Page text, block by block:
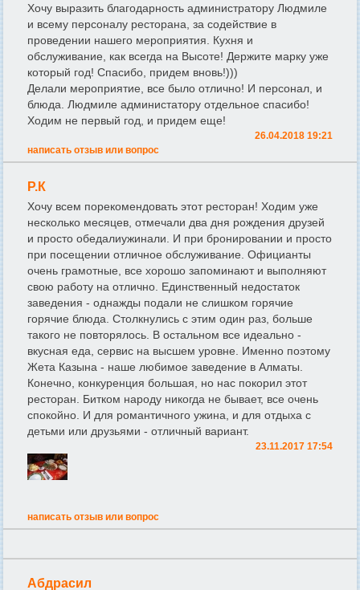
Хочу выразить благодарность администратору Людмиле
и всему персоналу ресторана, за содействие в
проведении нашего мероприятия. Кухня и
обслуживание, как всегда на Высоте! Держите марку уже
который год! Спасибо, придем вновь!)))
Делали мероприятие, все было отлично! И персонал, и
блюда. Людмиле администатору отдельное спасибо!
Ходим не первый год, и придем еще!
26.04.2018 19:21
написать отзыв или вопрос
Р.К
Хочу всем порекомендовать этот ресторан! Ходим уже
несколько месяцев, отмечали два дня рождения друзей
и просто обедалиужинали. И при бронировании и просто
при посещении отличное обслуживание. Официанты
очень грамотные, все хорошо запоминают и выполняют
свою работу на отлично. Единственный недостаток
заведения - однажды подали не слишком горячие
горячие блюда. Столкнулись с этим один раз, больше
такого не повторялось. В остальном все идеально -
вкусная еда, сервис на высшем уровне. Именно поэтому
Жета Казына - наше любимое заведение в Алматы.
Конечно, конкуренция большая, но нас покорил этот
ресторан. Битком народу никогда не бывает, все очень
спокойно. И для романтичного ужина, и для отдыха с
детьми или друзьями - отличный вариант.
23.11.2017 17:54
написать отзыв или вопрос
Абдрасил